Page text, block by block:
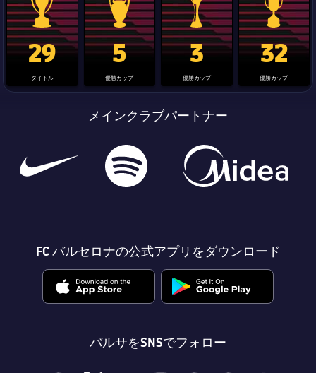
La Liga trophy
29
タイトル
Champions League trophy
5
優勝カップ
label.aria.clubworldcup
3
優勝カップ
国王杯
32
優勝カップ
メインクラブパートナー
FC バルセロナの公式アプリをダウンロード
バルサをSNSでフォロー